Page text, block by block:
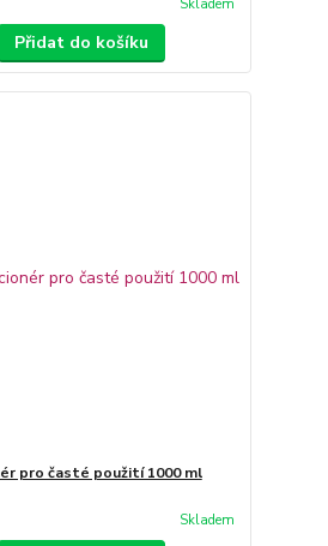
Skladem
Přidat do košíku
pro časté použití 1000 ml
Skladem